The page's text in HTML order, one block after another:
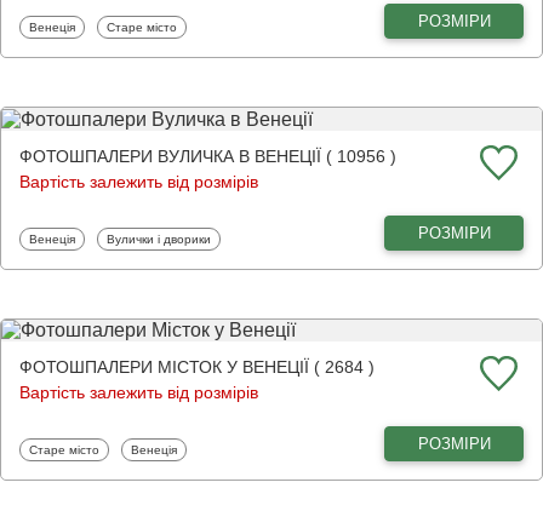
Фотошпалери
Венеція Фотошпалери
Старе місто РОЗМІРИ
ФОТОШПАЛЕРИ ВУЛИЧКА В ВЕНЕЦІЇ ( 10956 )
Вартість залежить від розмірів
Фотошпалери
Венеція Фотошпалери
Вулички і дворики РОЗМІРИ
ФОТОШПАЛЕРИ МІСТОК У ВЕНЕЦІЇ ( 2684 )
Вартість залежить від розмірів
Фотошпалери
Старе місто Фотошпалери
Венеція РОЗМІРИ